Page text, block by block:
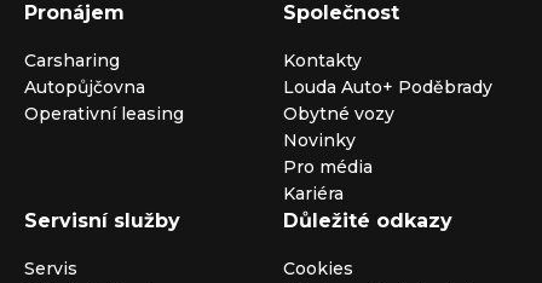
Pronájem
Carsharing
Autopůjčovna
Operativní leasing
Společnost
Kontakty
Louda Auto+ Poděbrady
Obytné vozy
Novinky
Pro média
Kariéra
Servisní služby
Servis
Důležité odkazy
Cookies